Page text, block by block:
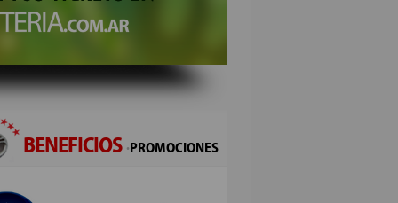
BENEFICIOS ·PROMOCIONES